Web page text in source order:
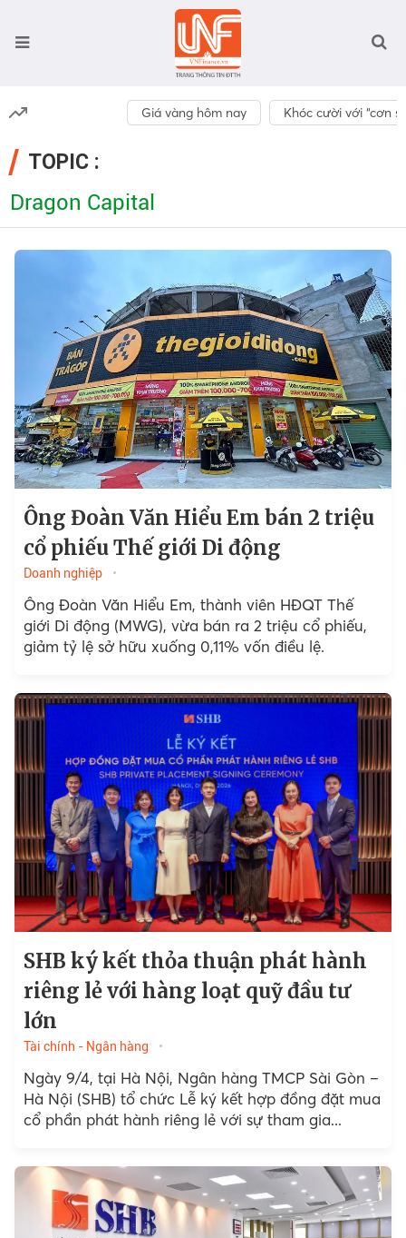
Giá vàng hôm nay Khóc cười với “cơn
TOPIC :
Dragon Capital
Ông Đoàn Văn Hiểu Em bán 2 triệu
cổ phiếu Thế giới Di động
Doanh nghiệp
Ông Đoàn Văn Hiểu Em, thành viên HĐQT Thế
giới Di động (MWG), vừa bán ra 2 triệu cổ phiếu,
giảm tỷ lệ sở hữu xuống 0,11% vốn điều lệ.
SHB ký kết thỏa thuận phát hành
riêng lẻ với hàng loạt quỹ đầu tư
lớn
Tài chính - Ngân hàng
Ngày 9/4, tại Hà Nội, Ngân hàng TMCP Sài Gòn –
Hà Nội (SHB) tổ chức Lễ ký kết hợp đồng đặt mua
cổ phần phát hành riêng lẻ với sự tham gia...